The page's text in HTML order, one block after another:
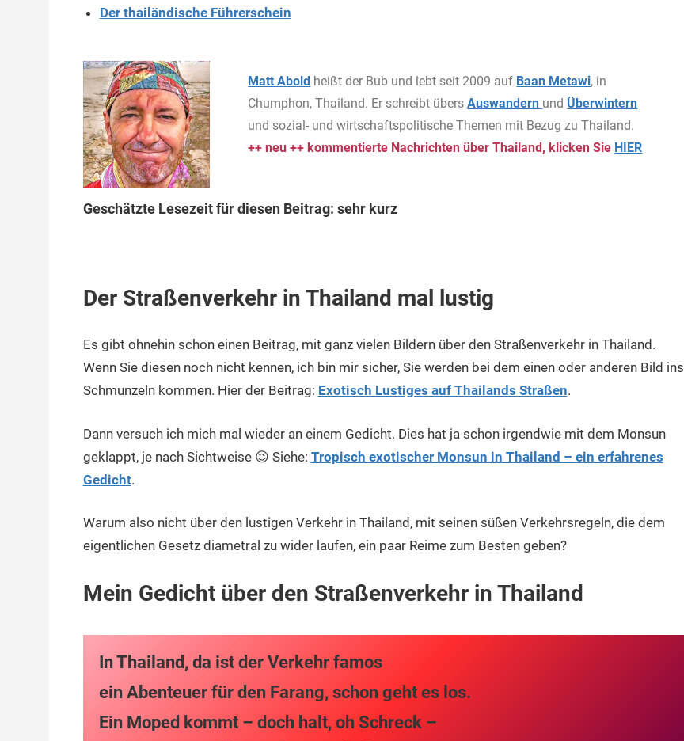
Der thailändische Führerschein
Matt Abold heißt der Bub und lebt seit 2009 auf Baan Metawi, in
Chumphon, Thailand. Er schreibt übersAuswandern und Überwintern
und sozial- und wirtschaftspolitische Themen mit Bezug zu Thailand.
++ neu ++ kommentierte Nachrichten über Thailand, klicken Sie HIER
Geschätzte Lesezeit für diesen Beitrag: sehr kurz
Der Straßenverkehr in Thailand mal lustig
Es gibt ohnehin schon einen Beitrag, mit ganz vielen Bildern über den Straßenverkehr in Thailand.
Wenn Sie diesen noch nicht kennen, ich bin mir sicher, Sie werden bei dem einen oder anderen Bild ins
Schmunzeln kommen. Hier der Beitrag: Exotisch Lustiges auf Thailands Straßen.
Dann versuch ich mich mal wieder an einem Gedicht. Dies hat ja schon irgendwie mit dem Monsun
geklappt, je nach Sichtweise 😉 Siehe: Tropisch exotischer Monsun in Thailand – ein erfahrenes
Gedicht.
Warum also nicht über den lustigen Verkehr in Thailand, mit seinen süßen Verkehrsregeln, die dem
eigentlichen Gesetz diametral zu wider laufen, ein paar Reime zum Besten geben?
Mein Gedicht über den Straßenverkehr in Thailand
In Thailand, da ist der Verkehr famos
ein Abenteuer für den Farang, schon geht es los.
Ein Moped kommt – doch halt, oh Schreck –